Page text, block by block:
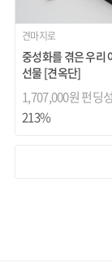
견마지로
중성화를 겪은 우리
선물 [견옥단]
1,707,000원 펀딩
213%